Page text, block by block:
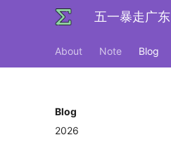
五一暴走广东
About Note Blog
Blog
2026